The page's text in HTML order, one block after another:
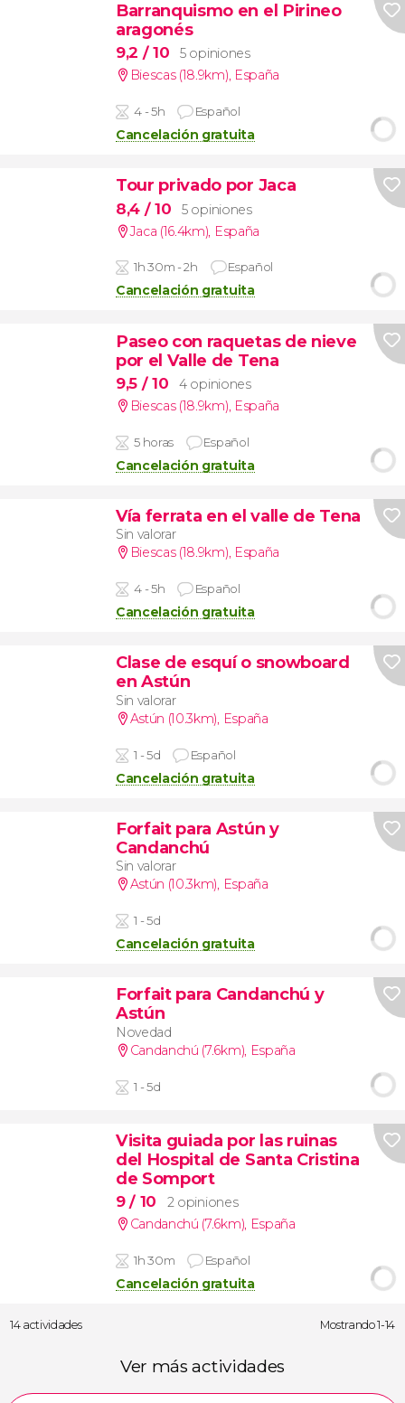
Barranquismo en el Pirineo
aragonés
9,2 / 10
5 opiniones
Biescas (18.9km), España
4 - 5h Español
Cancelación gratuita
Tour privado por Jaca
8,4 / 10
5 opiniones
Jaca (16.4km) España
1h 30m - 2h Español
Cancelación gratuita
Paseo con raquetas de nieve
por el Valle de Tena
9,5 / 10
4 opiniones
Biescas (18.9km), España
5 horas Español
Cancelación gratuita
Vía ferrata en el valle de Tena
Sin valorar
Biescas (18.9km), España
4 - 5h Español
Cancelación gratuita
Clase de esquí o snowboard
en Astún
Sin valorar
Astún (10.3km), España
1 - 5d Español
Cancelación gratuita
Forfait para Astún y
Candanchú
Sin valorar
Astún (10.3km), España
1 - 5d
Cancelación gratuita
Forfait para Candanchú y
Astún
Novedad
Candanchú (7.6km), España
1 - 5d
Visita guiada por las ruinas
del Hospital de Santa Cristina
de Somport
9/ 10
2 opiniones
Candanchú (7.6km), España
1h 30m Español
Cancelación gratuita
14 actividades Mostrando 1-14
Ver más actividades